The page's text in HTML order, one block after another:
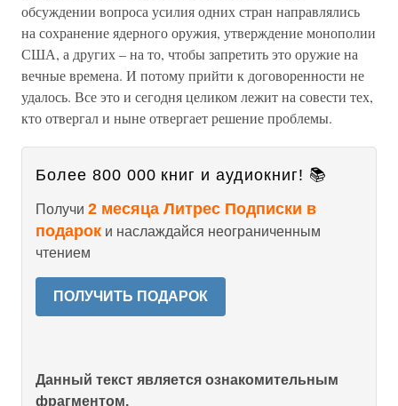
обсуждении вопроса усилия одних стран направлялись
на сохранение ядерного оружия, утверждение монополии
США, а других – на то, чтобы запретить это оружие на
вечные времена. И потому прийти к договоренности не
удалось. Все это и сегодня целиком лежит на совести тех,
кто отвергал и ныне отвергает решение проблемы.
Более 800 000 книг и аудиокниг! 📚
Получи 2 месяца Литрес Подписки в
подарок и наслаждайся неограниченным
чтением
ПОЛУЧИТЬ ПОДАРОК
Данный текст является ознакомительным
фрагментом.